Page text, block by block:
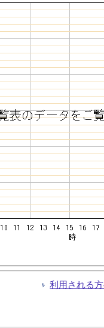
利用される